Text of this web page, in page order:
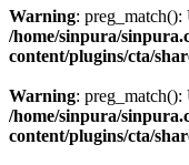
Warning:
/home/sinpura/
content/plugins/cta/
Warning:
/home/sinpura/
content/plugins/cta/